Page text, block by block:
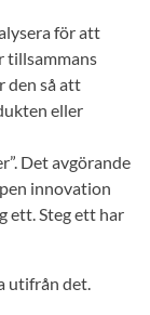
för att
tillsammans
den så att
eller
Det avgörande
innovation
ett. Steg ett har
utifrån det.